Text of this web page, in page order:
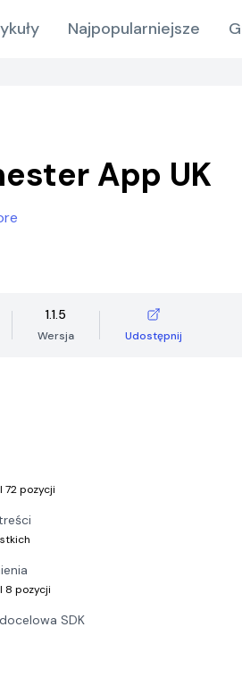
Najpopularniejsze
App UK
1.1.5
Wersja Udostępnij
72 pozycji
8 pozycji
SDK